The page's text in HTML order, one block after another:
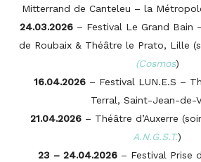
Mitterrand de Canteleu – la
24.03.2026– Festival Le Grand Bain
de Roubaix & Théâtre le Prato, Lille
(Cosmos)
16.04.2026– Festival LUN.E.S –
Terral, Saint-Jean-de-
21.04.2026 – Théâtre d’Auxerre
A.N.G.S.T.)
23 – 24.04.2026 – Festival Prise